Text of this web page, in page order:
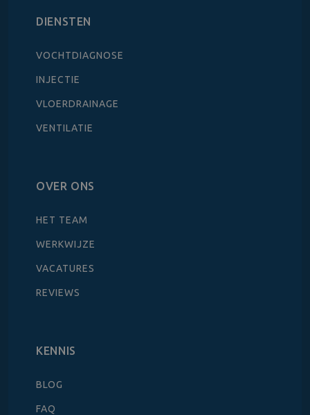
DIENSTEN
VOCHTDIAGNOSE
INJECTIE
VLOERDRAINAGE
VENTILATIE
OVER ONS
HET TEAM
WERKWIJZE
VACATURES
REVIEWS
KENNIS
BLOG
FAQ